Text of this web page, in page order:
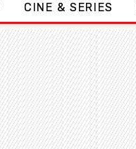
CINE & SERIES